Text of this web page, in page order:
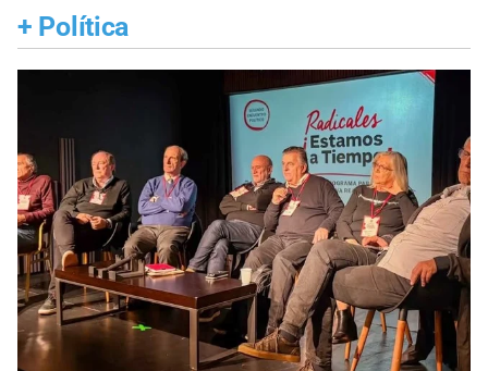
+ Política